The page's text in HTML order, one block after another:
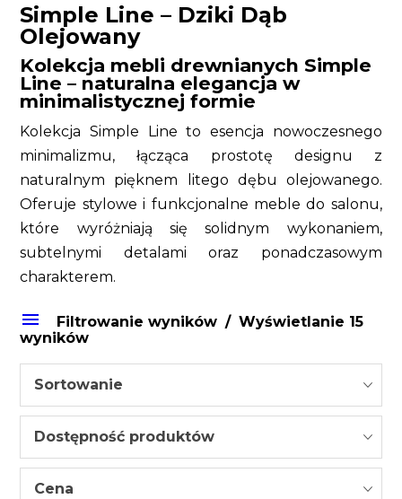
Simple Line – Dziki Dąb
Olejowany
Kolekcja mebli drewnianych Simple
Line – naturalna elegancja w
minimalistycznej formie
Kolekcja Simple Line to esencja nowoczesnego
minimalizmu, łącząca prostotę designu z
naturalnym pięknem litego dębu olejowanego.
Oferuje stylowe i funkcjonalne meble do salonu,
które wyróżniają się solidnym wykonaniem,
subtelnymi detalami oraz ponadczasowym
charakterem.
Filtrowanie wyników
Wyświetlanie 15
wyników
Sortowanie
Dostępność produktów
Cena